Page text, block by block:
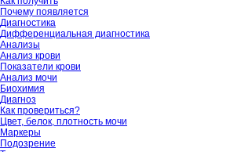
Почему появляется
Диагностика
Дифференциальная диагностика
Анализы
Анализ крови
Показатели крови
Анализ мочи
Биохимия
Диагноз
Как провериться?
Цвет, белок, плотность мочи
Маркеры
Подозрение